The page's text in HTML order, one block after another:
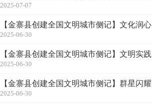
2025-07-07
【金寨县创建全国文明城市侧记】文化润
2025-06-30
【金寨县创建全国文明城市侧记】文明实
2025-06-30
【金寨县创建全国文明城市侧记】群星闪
2025-06-30